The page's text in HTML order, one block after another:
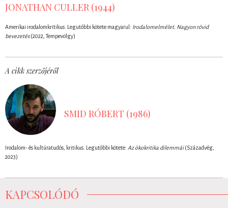
JONATHAN CULLER (1944)
Amerikai irodalomkritikus. Legutóbbi kötete magyarul: Irodalomelmélet. Nagyon rövid
bevezetés(2022, Tempevölgy)
A cikk szerzőjéről
SMID RÓBERT (1986)
Irodalom- és kultúratudós, kritikus. Legutóbbi kötete: Az ökokritika dilemmái(Századvég,
2023)
KAPCSOLÓDÓ